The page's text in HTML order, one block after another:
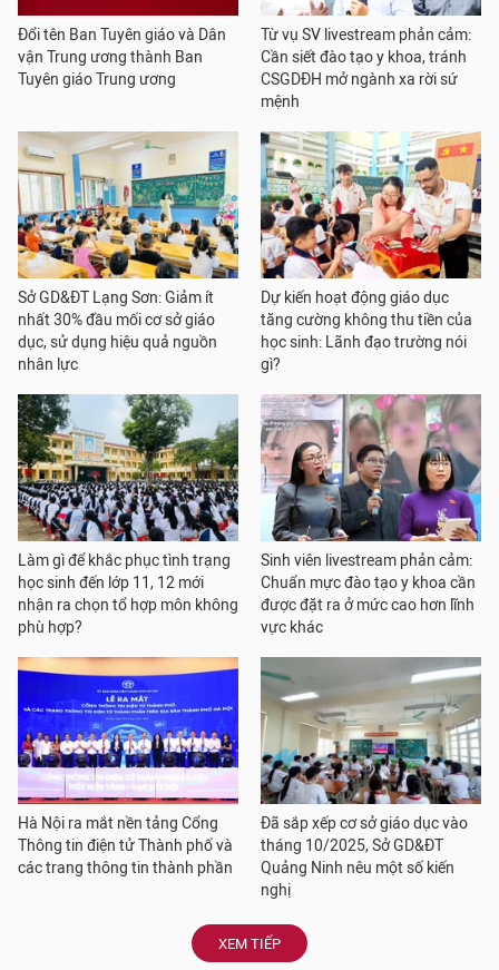
Đổi tên Ban Tuyên giáo và Dân
vận Trung ương thành Ban
Tuyên giáo Trung ương
Từ vụ SV livestream phản cảm:
Cần siết đào tạo y khoa, tránh
CSGDĐH mở ngành xa rời sứ
mệnh
Sở GD&ĐT Lạng Sơn: Giảm ít
nhất 30% đầu mối cơ sở giáo
dục, sử dụng hiệu quả nguồn
nhân lực
Dự kiến hoạt động giáo dục
tăng cường không thu tiền của
học sinh: Lãnh đạo trường nói
gì?
Làm gì để khắc phục tình trạng
học sinh đến lớp 11, 12 mới
nhận ra chọn tổ hợp môn không
phù hợp?
Sinh viên livestream phản cảm:
Chuẩn mực đào tạo y khoa cần
được đặt ra ở mức cao hơn lĩnh
vực khác
Hà Nội ra mắt nền tảng Cổng
Thông tin điện tử Thành phố và
các trang thông tin thành phần
Đã sắp xếp cơ sở giáo dục vào
tháng 10/2025, Sở GD&ĐT
Quảng Ninh nêu một số kiến
nghị
XEM TIẾP